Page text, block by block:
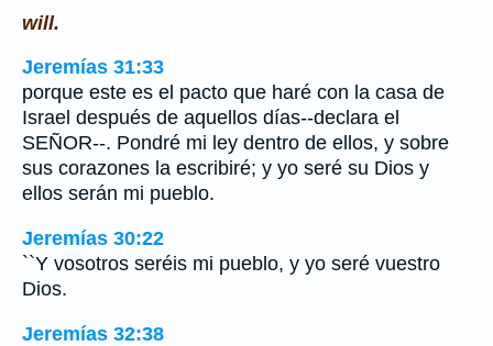
will.
Jeremías 31:33
porque este es el pacto que haré con la casa de
Israel después de aquellos días--declara el
SEÑOR--. Pondré mi ley dentro de ellos, y sobre
sus corazones la escribiré; y yo seré su Dios y
ellos serán mi pueblo.
Jeremías 30:22
``Y vosotros seréis mi pueblo, y yo seré vuestro
Dios.
Jeremías 32:38